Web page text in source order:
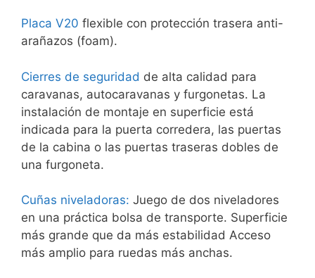
Placa V20 flexible con protección trasera anti-
arañazos (foam).
Cierres de seguridad de alta calidad para
caravanas, autocaravanas y furgonetas. La
instalación de montaje en superficie está
indicada para la puerta corredera, las puertas
de la cabina o las puertas traseras dobles de
una furgoneta.
Cuñas niveladoras: Juego de dos niveladores
en una práctica bolsa de transporte. Superficie
más grande que da más estabilidad Acceso
más amplio para ruedas más anchas.